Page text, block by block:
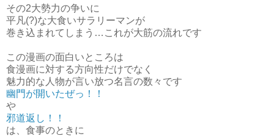
その2大勢力の争いに
平凡(?)な大食いサラリーマンが
巻き込まれてしまう…これが大筋の流れです
この漫画の面白いところは
食漫画に対する方向性だけでなく
魅力的な人物が言い放つ名言の数々です
幽門が開いたぜっ！！
や
邪道返し！！
は、食事のときに